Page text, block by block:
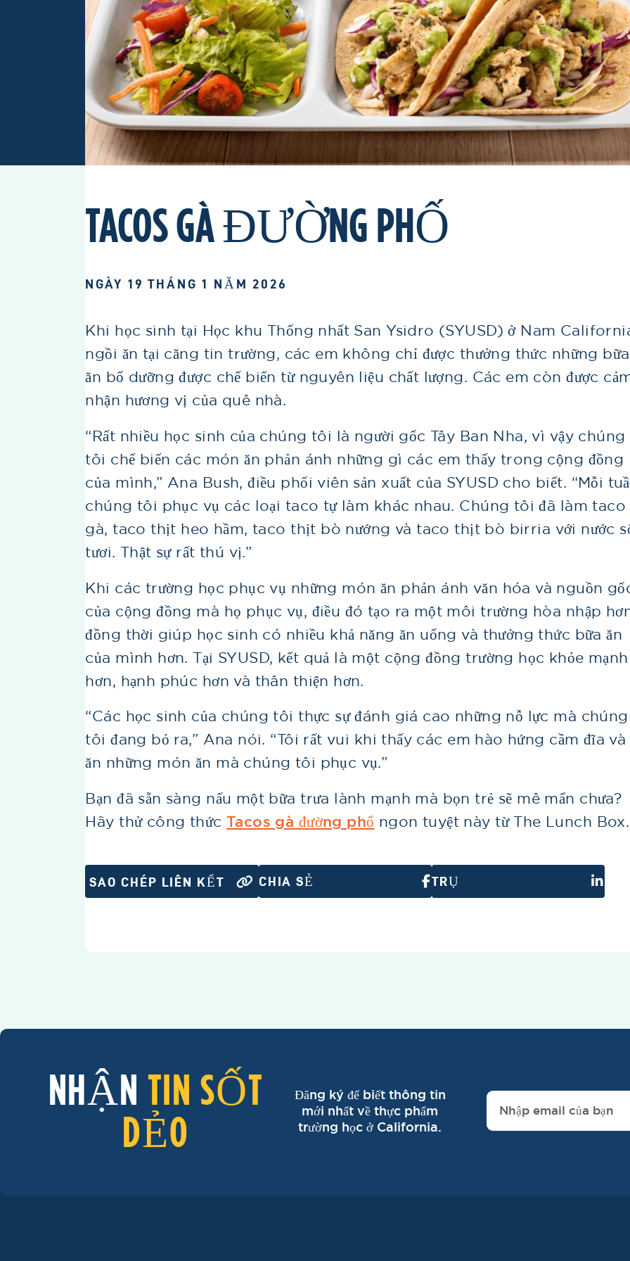
TACOS GÀ ĐƯỜNG PHỐ
NGÀY 19 THÁNG 1 NĂM 2026
Khi học sinh tại Học khu Thống nhất San Ysidro (SYUSD) ở Nam
ngồi ăn tại căng tin trường, các em không chỉ được thưởng thức những bữa
ăn bổ dưỡng được chế biến từ nguyên liệu chất lượng. Các em còn được
nhận hương vị của quê nhà.
“Rất nhiều học sinh của chúng tôi là người gốc Tây Ban Nha, vì vậy chúng
tôi chế biến các món ăn phản ánh những gì các em thấy trong cộng đồng
của mình,” Ana Bush, điều phối viên sản xuất của SYUSD cho biết. “Mỗi
chúng tôi phục vụ các loại taco tự làm khác nhau. Chúng tôi đã làm taco
gà, taco thịt heo hầm, taco thịt bò nướng và taco thịt bò birria với nước
tươi. Thật sự rất thú vị.”
Khi các trường học phục vụ những món ăn phản ánh văn hóa và nguồn
của cộng đồng mà họ phục vụ, điều đó tạo ra một môi trường hòa nhập
đồng thời giúp học sinh có nhiều khả năng ăn uống và thưởng thức bữa ăn
của mình hơn. Tại SYUSD, kết quả là một cộng đồng trường học khỏe mạnh
hơn, hạnh phúc hơn và thân thiện hơn.
“Các học sinh của chúng tôi thực sự đánh giá cao những nỗ lực mà chúng
tôi đang bỏ ra,” Ana nói. “Tôi rất vui khi thấy các em hào hứng cầm đĩa và
ăn những món ăn mà chúng tôi phục vụ.”
Bạn đã sẵn sàng nấu một bữa trưa lành mạnh mà bọn trẻ sẽ mê mẩn chưa?
Hãy thử công thức Tacos gà đường phố ngon tuyệt này từ The Lunch Box.
SAO CHÉP LIÊN KẾT CHIA SẺ TRỤ
NHẬN TIN SỐT
DẺO
Đăng ký để biết thông tin
mới nhất về thực phẩm
trường học ở California.